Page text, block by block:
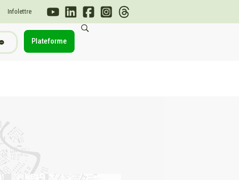
Infolettre
Plateforme